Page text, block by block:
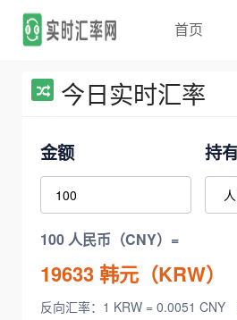
首页
今日实时汇率
金额 持
100 人民币（CNY）=
19633韩元（KRW）
反向汇率：1 KRW = 0.0051 CNY